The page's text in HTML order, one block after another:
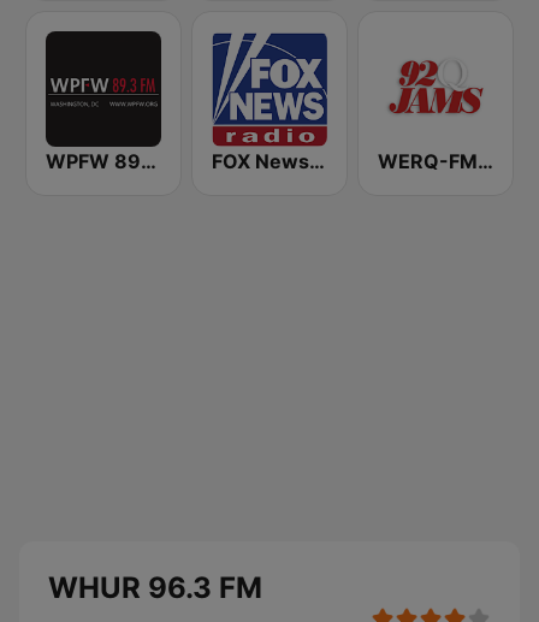
WPFW 89.3 FM FOX News Radio WERQ-FM 92Q Jams (US Only)
WHUR 96.3 FM